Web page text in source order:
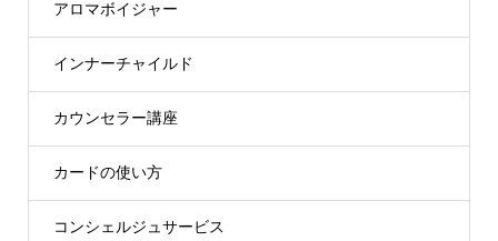
アロマボイジャー
インナーチャイルド
カウンセラー講座
カードの使い方
コンシェルジュサービス